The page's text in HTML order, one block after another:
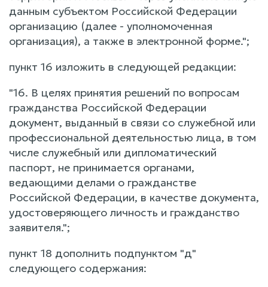
данным субъектом Российской Федерации
организацию (далее - уполномоченная
организация), а также в электронной форме.";
пункт 16 изложить в следующей редакции:
"16. В целях принятия решений по вопросам
гражданства Российской Федерации
документ, выданный в связи со служебной или
профессиональной деятельностью лица, в том
числе служебный или дипломатический
паспорт, не принимается органами,
ведающими делами о гражданстве
Российской Федерации, в качестве документа,
удостоверяющего личность и гражданство
заявителя.";
пункт 18 дополнить подпунктом "д"
следующего содержания: